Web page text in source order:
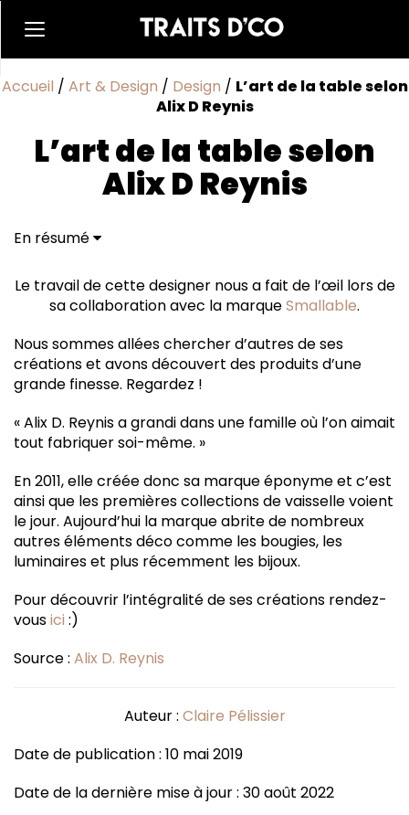
Accueil / Art & Design / Design / L’art de la table selon
Alix D Reynis
L’art de la table selon
Alix D Reynis
En résumé
Le travail de cette designer nous a fait de l’œil lors de
sa collaboration avec la marqueSmallable.
Nous sommes allées chercher d’autres de ses
créations et avons découvert des produits d’une
grande finesse. Regardez !
« Alix D. Reynis a grandi dans une famille où l’on aimait
tout fabriquer soi-même. »
En 2011, elle créée donc sa marque éponyme et c’est
ainsi que les premières collections de vaisselle voient
le jour. Aujourd’hui la marque abrite de nombreux
autres éléments déco comme les bougies, les
luminaires et plus récemment les bijoux.
Pour découvrir l’intégralité de ses créations rendez-
vousici :)
Source : Alix D. Reynis
Auteur : Claire Pélissier
Date de publication : 10 mai 2019
Date de la dernière mise à jour : 30 août 2022